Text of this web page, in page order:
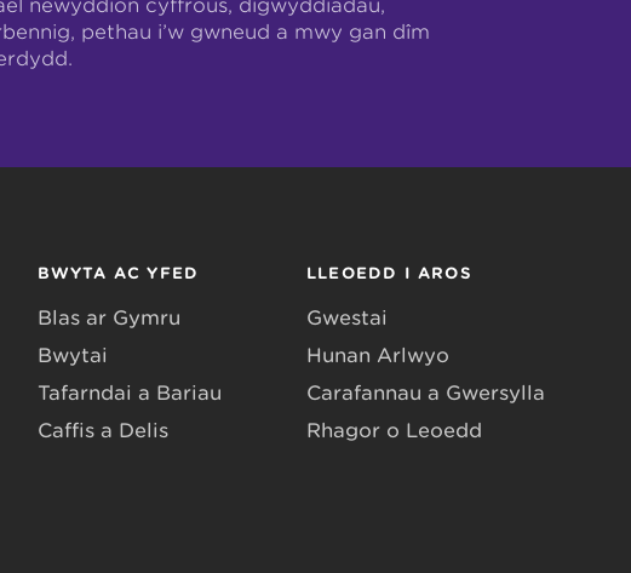
newyddion cyffrous, digwyddiadau,
pethau i’w gwneud a mwy gan dîm
BWYTA AC YFED
Blas ar Gymru
Bwytai
Tafarndai a Bariau
Caffis a Delis
LLEOEDD I AROS
Gwestai
Hunan Arlwyo
Carafannau a Gwersylla
Rhagor o Leoedd